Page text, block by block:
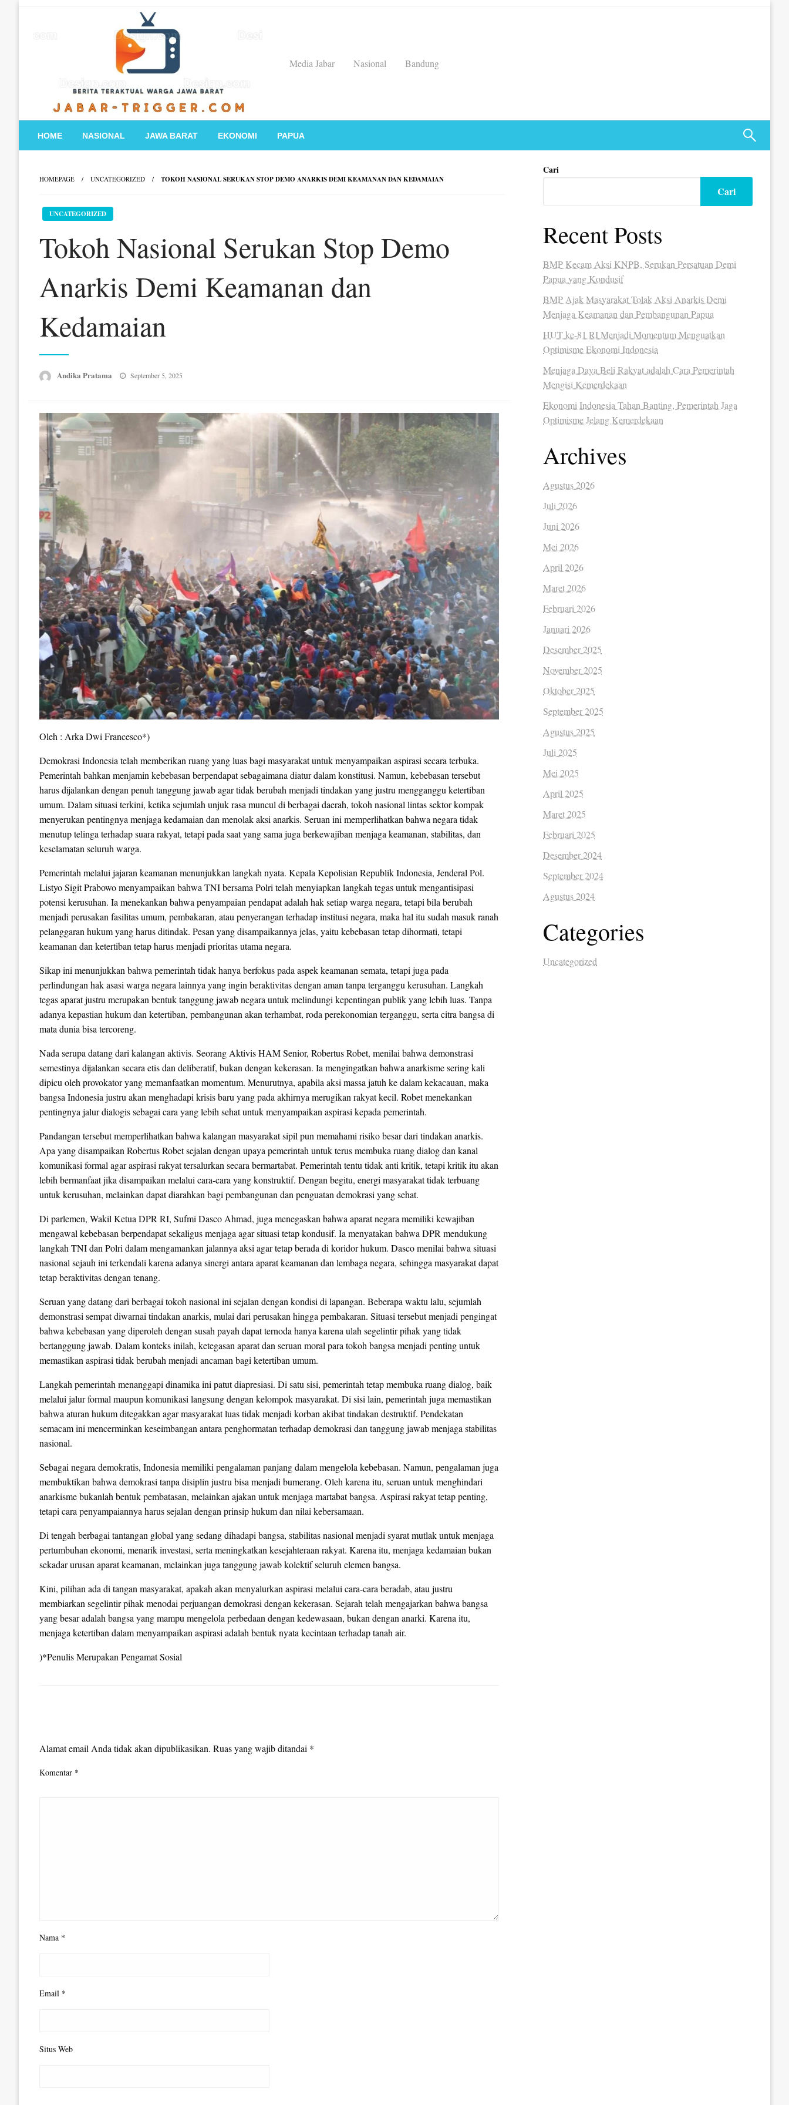
Media Jabar
Nasional Bandung
HOME NASIONAL JAWA BARAT EKONOMI PAPUA
HOMEPAGE UNCATEGORIZED TOKOH NASIONAL SERUKAN STOP DEMO ANARKIS DEMI KEAMANAN DAN KEDAMAIAN
UNCATEGORIZED
Tokoh Nasional Serukan Stop Demo
Anarkis Demi Keamanan dan
Kedamaian
Andika Pratama
Posted
September 5, 2025
Oleh : Arka Dwi Francesco*)
Demokrasi Indonesia telah memberikan ruang yang luas bagi masyarakat untuk menyampaikan aspirasi secara terbuka.
Pemerintah bahkan menjamin kebebasan berpendapat sebagaimana diatur dalam konstitusi. Namun, kebebasan tersebut
harus dijalankan dengan penuh tanggung jawab agar tidak berubah menjadi tindakan yang justru mengganggu ketertiban
umum. Dalam situasi terkini, ketika sejumlah unjuk rasa muncul di berbagai daerah, tokoh nasional lintas sektor kompak
menyerukan pentingnya menjaga kedamaian dan menolak aksi anarkis. Seruan ini memperlihatkan bahwa negara tidak
menutup telinga terhadap suara rakyat, tetapi pada saat yang sama juga berkewajiban menjaga keamanan, stabilitas, dan
keselamatan seluruh warga.
Pemerintah melalui jajaran keamanan menunjukkan langkah nyata. Kepala Kepolisian Republik Indonesia, Jenderal Pol.
Listyo Sigit Prabowo menyampaikan bahwa TNI bersama Polri telah menyiapkan langkah tegas untuk mengantisipasi
potensi kerusuhan. Ia menekankan bahwa penyampaian pendapat adalah hak setiap warga negara, tetapi bila berubah
menjadi perusakan fasilitas umum, pembakaran, atau penyerangan terhadap institusi negara, maka hal itu sudah masuk ranah
pelanggaran hukum yang harus ditindak. Pesan yang disampaikannya jelas, yaitu kebebasan tetap dihormati, tetapi
keamanan dan ketertiban tetap harus menjadi prioritas utama negara.
Sikap ini menunjukkan bahwa pemerintah tidak hanya berfokus pada aspek keamanan semata, tetapi juga pada
perlindungan hak asasi warga negara lainnya yang ingin beraktivitas dengan aman tanpa terganggu kerusuhan. Langkah
tegas aparat justru merupakan bentuk tanggung jawab negara untuk melindungi kepentingan publik yang lebih luas. Tanpa
adanya kepastian hukum dan ketertiban, pembangunan akan terhambat, roda perekonomian terganggu, serta citra bangsa di
mata dunia bisa tercoreng.
Nada serupa datang dari kalangan aktivis. Seorang Aktivis HAM Senior, Robertus Robet, menilai bahwa demonstrasi
semestinya dijalankan secara etis dan deliberatif, bukan dengan kekerasan. Ia mengingatkan bahwa anarkisme sering kali
dipicu oleh provokator yang memanfaatkan momentum. Menurutnya, apabila aksi massa jatuh ke dalam kekacauan, maka
bangsa Indonesia justru akan menghadapi krisis baru yang pada akhirnya merugikan rakyat kecil. Robet menekankan
pentingnya jalur dialogis sebagai cara yang lebih sehat untuk menyampaikan aspirasi kepada pemerintah.
Pandangan tersebut memperlihatkan bahwa kalangan masyarakat sipil pun memahami risiko besar dari tindakan anarkis.
Apa yang disampaikan Robertus Robet sejalan dengan upaya pemerintah untuk terus membuka ruang dialog dan kanal
komunikasi formal agar aspirasi rakyat tersalurkan secara bermartabat. Pemerintah tentu tidak anti kritik, tetapi kritik itu akan
lebih bermanfaat jika disampaikan melalui cara-cara yang konstruktif. Dengan begitu, energi masyarakat tidak terbuang
untuk kerusuhan, melainkan dapat diarahkan bagi pembangunan dan penguatan demokrasi yang sehat.
Di parlemen, Wakil Ketua DPR RI, Sufmi Dasco Ahmad, juga menegaskan bahwa aparat negara memiliki kewajiban
mengawal kebebasan berpendapat sekaligus menjaga agar situasi tetap kondusif. Ia menyatakan bahwa DPR mendukung
langkah TNI dan Polri dalam mengamankan jalannya aksi agar tetap berada di koridor hukum. Dasco menilai bahwa situasi
nasional sejauh ini terkendali karena adanya sinergi antara aparat keamanan dan lembaga negara, sehingga masyarakat dapat
tetap beraktivitas dengan tenang.
Seruan yang datang dari berbagai tokoh nasional ini sejalan dengan kondisi di lapangan. Beberapa waktu lalu, sejumlah
demonstrasi sempat diwarnai tindakan anarkis, mulai dari perusakan hingga pembakaran. Situasi tersebut menjadi pengingat
bahwa kebebasan yang diperoleh dengan susah payah dapat ternoda hanya karena ulah segelintir pihak yang tidak
bertanggung jawab. Dalam konteks inilah, ketegasan aparat dan seruan moral para tokoh bangsa menjadi penting untuk
memastikan aspirasi tidak berubah menjadi ancaman bagi ketertiban umum.
Langkah pemerintah menanggapi dinamika ini patut diapresiasi. Di satu sisi, pemerintah tetap membuka ruang dialog, baik
melalui jalur formal maupun komunikasi langsung dengan kelompok masyarakat. Di sisi lain, pemerintah juga memastikan
bahwa aturan hukum ditegakkan agar masyarakat luas tidak menjadi korban akibat tindakan destruktif. Pendekatan
semacam ini mencerminkan keseimbangan antara penghormatan terhadap demokrasi dan tanggung jawab menjaga stabilitas
nasional.
Sebagai negara demokratis, Indonesia memiliki pengalaman panjang dalam mengelola kebebasan. Namun, pengalaman juga
membuktikan bahwa demokrasi tanpa disiplin justru bisa menjadi bumerang. Oleh karena itu, seruan untuk menghindari
anarkisme bukanlah bentuk pembatasan, melainkan ajakan untuk menjaga martabat bangsa. Aspirasi rakyat tetap penting,
tetapi cara penyampaiannya harus sejalan dengan prinsip hukum dan nilai kebersamaan.
Di tengah berbagai tantangan global yang sedang dihadapi bangsa, stabilitas nasional menjadi syarat mutlak untuk menjaga
pertumbuhan ekonomi, menarik investasi, serta meningkatkan kesejahteraan rakyat. Karena itu, menjaga kedamaian bukan
sekadar urusan aparat keamanan, melainkan juga tanggung jawab kolektif seluruh elemen bangsa.
Kini, pilihan ada di tangan masyarakat, apakah akan menyalurkan aspirasi melalui cara-cara beradab, atau justru
membiarkan segelintir pihak menodai perjuangan demokrasi dengan kekerasan. Sejarah telah mengajarkan bahwa bangsa
yang besar adalah bangsa yang mampu mengelola perbedaan dengan kedewasaan, bukan dengan anarki. Karena itu,
menjaga ketertiban dalam menyampaikan aspirasi adalah bentuk nyata kecintaan terhadap tanah air.
)*Penulis Merupakan Pengamat Sosial
Alamat email Anda tidak akan dipublikasikan. Ruas yang wajib ditandai *
Komentar *
Nama *
Email *
Situs Web
Cari
Cari
Recent Posts
BMP Kecam Aksi KNPB, Serukan Persatuan Demi
Papua yang Kondusif
BMP Ajak Masyarakat Tolak Aksi Anarkis Demi
Menjaga Keamanan dan Pembangunan Papua
HUT ke-81 RI Menjadi Momentum Menguatkan
Optimisme Ekonomi Indonesia
Menjaga Daya Beli Rakyat adalah Cara Pemerintah
Mengisi Kemerdekaan
Ekonomi Indonesia Tahan Banting, Pemerintah Jaga
Optimisme Jelang Kemerdekaan
Archives
Agustus 2026
Juli 2026
Juni 2026
Mei 2026
April 2026
Maret 2026
Februari 2026
Januari 2026
Desember 2025
November 2025
Oktober 2025
September 2025
Agustus 2025
Juli 2025
Mei 2025
April 2025
Maret 2025
Februari 2025
Desember 2024
September 2024
Agustus 2024
Categories
Uncategorized